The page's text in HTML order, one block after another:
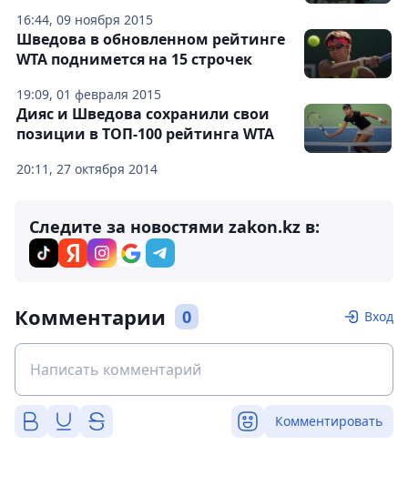
16:44, 09 ноября 2015
19:09, 01 февраля 2015
Шведова в обновленном рейтинге
WTA поднимется на 15 строчек
20:11, 27 октября 2014
Дияс и Шведова сохранили свои
позиции в ТОП-100 рейтинга WTA
Следите за новостями zakon.kz в:
Комментарии 0 Вход
Комментировать